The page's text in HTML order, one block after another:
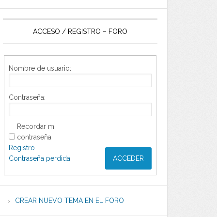
ACCESO / REGISTRO – FORO
Nombre de usuario:
Contraseña:
Recordar mi
contraseña
ACCEDER
Registro
Contraseña perdida
CREAR NUEVO TEMA EN EL FORO